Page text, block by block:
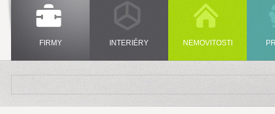
FIRMY INTERIÉRY NEMOVITOSTI